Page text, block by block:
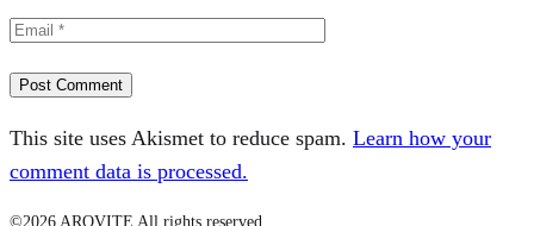
This site uses Akismet to reduce spam. Learn how your
comment data is processed.
©2026 AROVITE All rights reserved